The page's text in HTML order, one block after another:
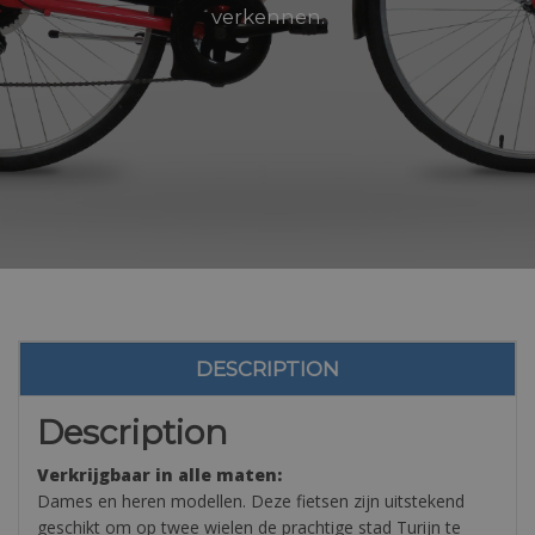
verkennen.
DESCRIPTION
Description
Verkrijgbaar in alle maten:
Dames en heren modellen. Deze fietsen zijn uitstekend
geschikt om op twee wielen de prachtige stad Turijn te